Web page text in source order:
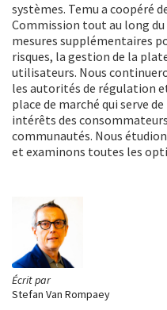
Écrit par
Stefan Van Rompaey
systèmes. Temu a coopéré
Commission tout au long du
mesures supplémentaires
risques, la gestion de la
utilisateurs. Nous
les autorités de régulation
place de marché qui serve
intérêts des
communautés. Nous
et examinons toutes les